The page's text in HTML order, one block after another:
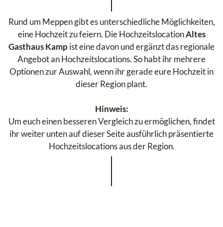
Rund um Meppen gibt es unterschiedliche Möglichkeiten,
eine Hochzeit zu feiern. Die HochzeitslocationAltes
Gasthaus Kampist eine davon und ergänzt das regionale
Angebot an Hochzeitslocations. So habt ihr mehrere
Optionen zur Auswahl, wenn ihr gerade eure Hochzeit in
dieser Region plant.
Hinweis:
Um euch einen besseren Vergleich zu ermöglichen, findet
ihr weiter unten auf dieser Seite ausführlich präsentierte
Hochzeitslocations aus der Region.